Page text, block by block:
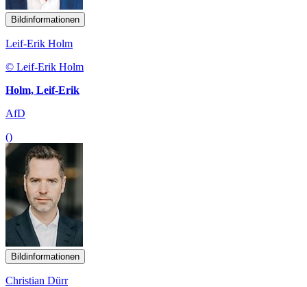
Bildinformationen
Leif-Erik Holm
© Leif-Erik Holm
Holm, Leif-Erik
AfD
()
Bildinformationen
Christian Dürr